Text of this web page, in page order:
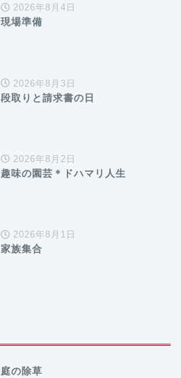
2026年8月4日
現場準備
2026年8月3日
段取りと請求書の日
2026年8月2日
趣味の園芸＊ドハマリ人生
2026年8月1日
家族集合
庭の除草